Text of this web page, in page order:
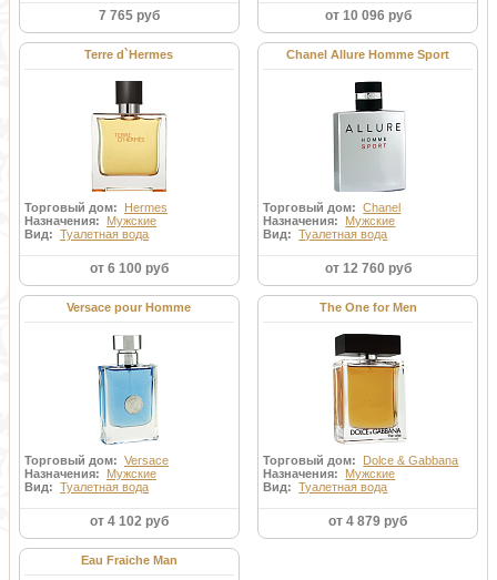
7 765 руб от 10 096 руб
Terre d`Hermes
Торговый дом: Hermes
Назначения: Мужские
Вид: Туалетная вода
от 6 100 руб
Chanel Allure Homme Sport
Торговый дом:Chanel
Назначения: Мужские
Вид:Туалетная вода
от 12 760 руб
Versace pour Homme
Торговый дом: Versace
Назначения: Мужские
Вид: Туалетная вода
от 4 102 руб
The One for Men
Торговый дом: Dolce & Gabbana
Назначения: Мужские
Вид:Туалетная вода
от 4 879 руб
Eau Fraiche Man